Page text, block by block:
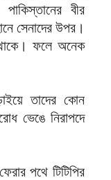
পাকিস্তানের বীর
সেনাদের উপর।
ফলে অনেক
তাদের কোন
ভেঙে নিরাপদে
পথে টিটিপির